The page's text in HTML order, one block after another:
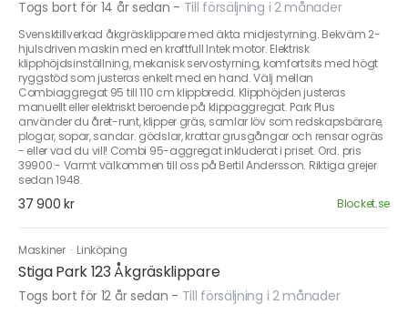
Togs bort för 14 år sedan - Till försäljning i 2 månader
Svensktillverkad åkgräsklippare med äkta midjestyrning. Bekväm 2-
hjulsdriven maskin med en kraftfull Intek motor. Elektrisk
klipphöjdsinställning, mekanisk servostyrning, komfortsits med högt
ryggstöd som justeras enkelt med en hand. Välj mellan
Combiaggregat 95 till 110 cm klippbredd. Klipphöjden justeras
manuellt eller elektriskt beroende på klippaggregat. Park Plus
använder du året-runt, klipper gräs, samlar löv som redskapsbärare,
plogar, sopar, sandar. gödslar, krattar grusgångar och rensar ogräs
- eller vad du vill! Combi 95-aggregat inkluderat i priset. Ord. pris
39900:- Varmt välkommen till oss på Bertil Andersson. Riktiga grejer
sedan 1948.
37 900 kr Blocket.se
Maskiner · Linköping
Stiga Park 123 Åkgräsklippare
Togs bort för 12 år sedan - Till försäljning i 2 månader